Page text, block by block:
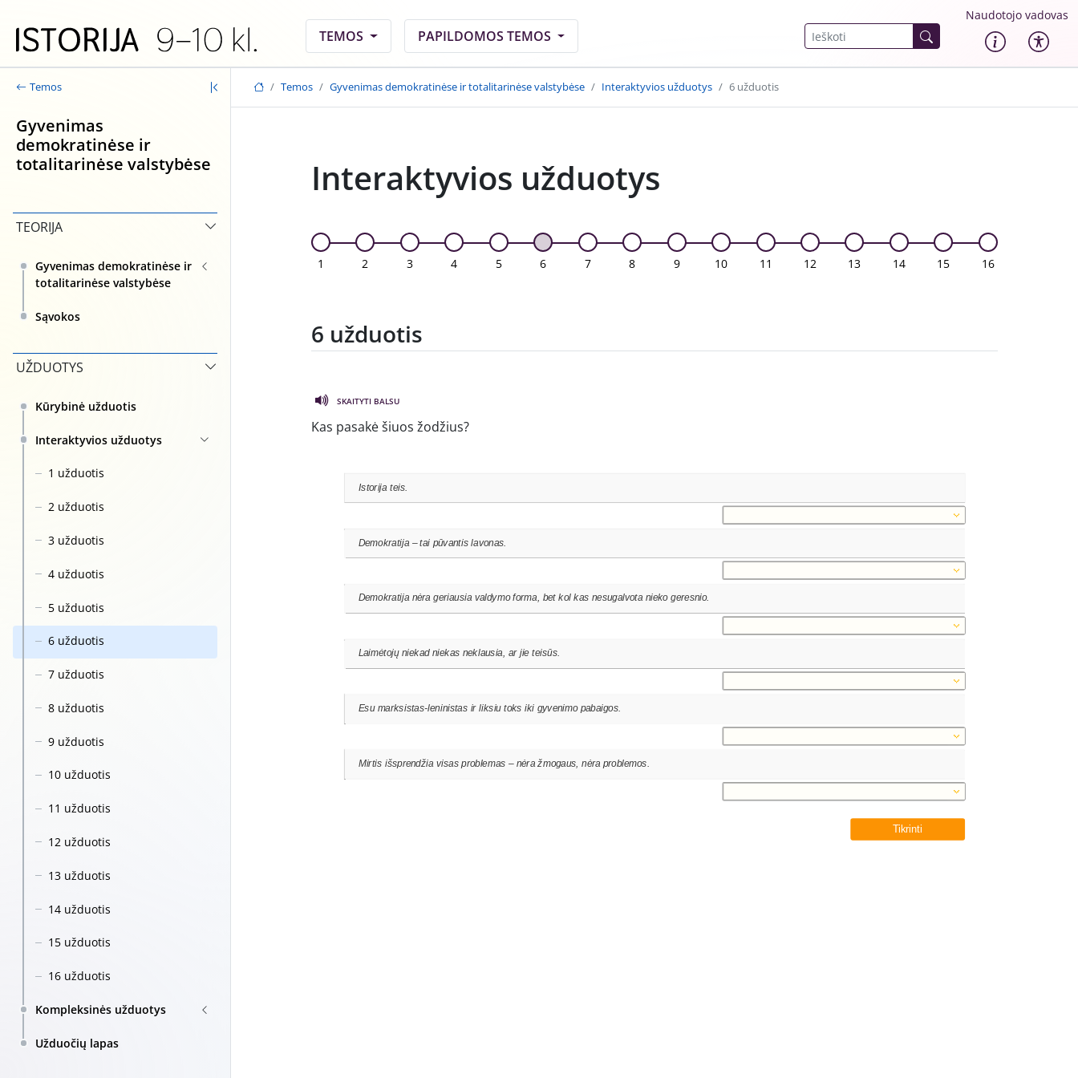
TEMOS
PAPILDOMOS TEMOS
Naudotojo vadovas
Temos
Gyvenimas
demokratinėse ir
totalitarinėse valstybėse
TEORIJA
Gyvenimas demokratinėse ir
totalitarinėse valstybėse
Sąvokos
UŽDUOTYS
Kūrybinė užduotis
Interaktyvios užduotys
1 užduotis
2 užduotis
3 užduotis
4 užduotis
5 užduotis
6 užduotis
7 užduotis
8 užduotis
9 užduotis
10 užduotis
11 užduotis
12 užduotis
13 užduotis
14 užduotis
15 užduotis
16 užduotis
Kompleksinės užduotys
Užduočių lapas
Temos Gyvenimas demokratinėse ir totalitarinėse valstybėse Interaktyvios užduotys 6 užduotis
Interaktyvios užduotys
1 2 3 4 5 6 7 8 9 10 11 12 13 14 15 16
6 užduotis
SKAITYTI BALSU
Kas pasakė šiuos žodžius?